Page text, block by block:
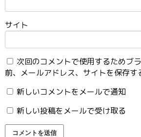
サイト
次回のコメントで使用するためブ
前、メールアドレス、サイトを保存す
新しいコメントをメールで通知
新しい投稿をメールで受け取る